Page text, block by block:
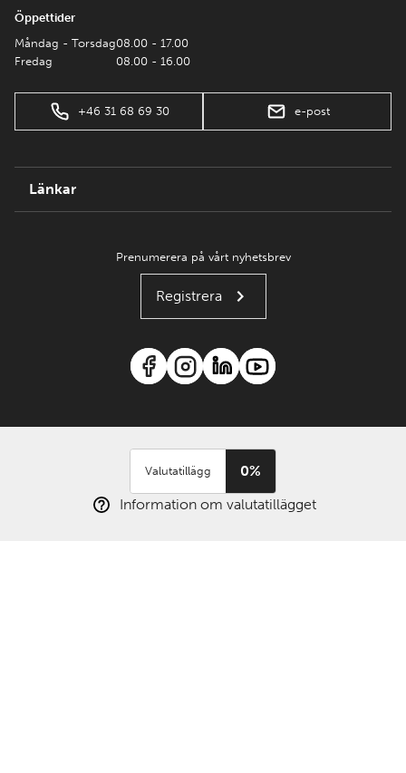
Öppettider
Måndag - Torsdag
Fredag
08.00 - 17.00
08.00 - 16.00
+46 31 68 69 30 e-post
Länkar
Prenumerera på vårt nyhetsbrev
Registrera
Valutatillägg
0%
Information om valutatillägget